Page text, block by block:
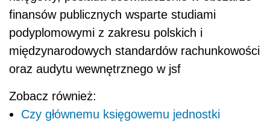
finansów publicznych wsparte studiami
podyplomowymi z zakresu polskich i
międzynarodowych standardów rachunkowości
oraz audytu wewnętrznego w jsf
Zobacz również:
Czy głównemu księgowemu jednostki